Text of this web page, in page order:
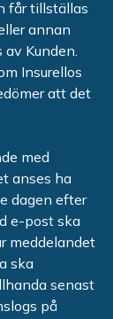
får tillställas
annan
Kunden.
Insurellos
att det
med
anses ha
dagen efter
e-post ska
meddelandet
ska
senast
på